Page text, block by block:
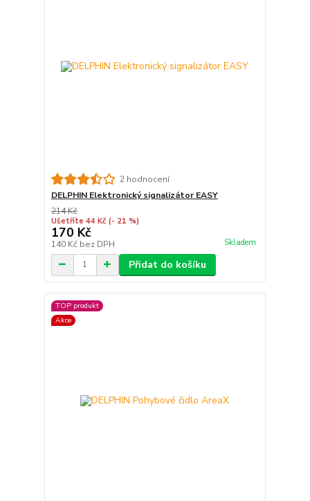
2 hodnocení
DELPHIN Elektronický signalizátor EASY
214 Kč
Ušetříte 44 Kč (- 21 %)
170 Kč
140 Kč bez DPH Skladem
Přidat do košíku
TOP produkt
Akce